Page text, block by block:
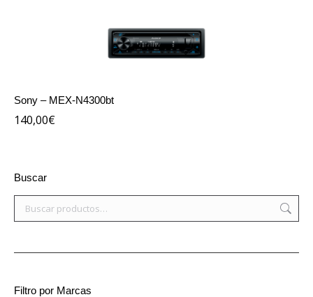
Sony – MEX-N4300bt
140,00€
Buscar
Filtro por Marcas